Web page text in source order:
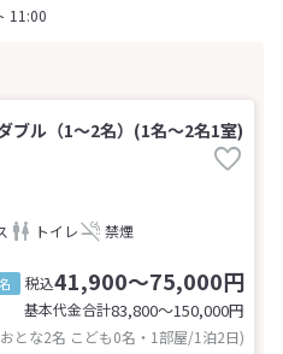
11:00
ブル（1〜2名）(1名～2名1室)
トイレ 禁煙
税込41,900～75,000円
基本代金合計83,800〜150,000円
とな2名 こども0名・1部屋/1泊2日)